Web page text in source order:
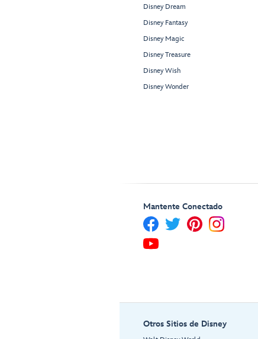
Disney Dream
Disney Fantasy
Disney Magic
Disney Treasure
Disney Wish
Disney Wonder
Mantente Conectado
Otros Sitios de Disney